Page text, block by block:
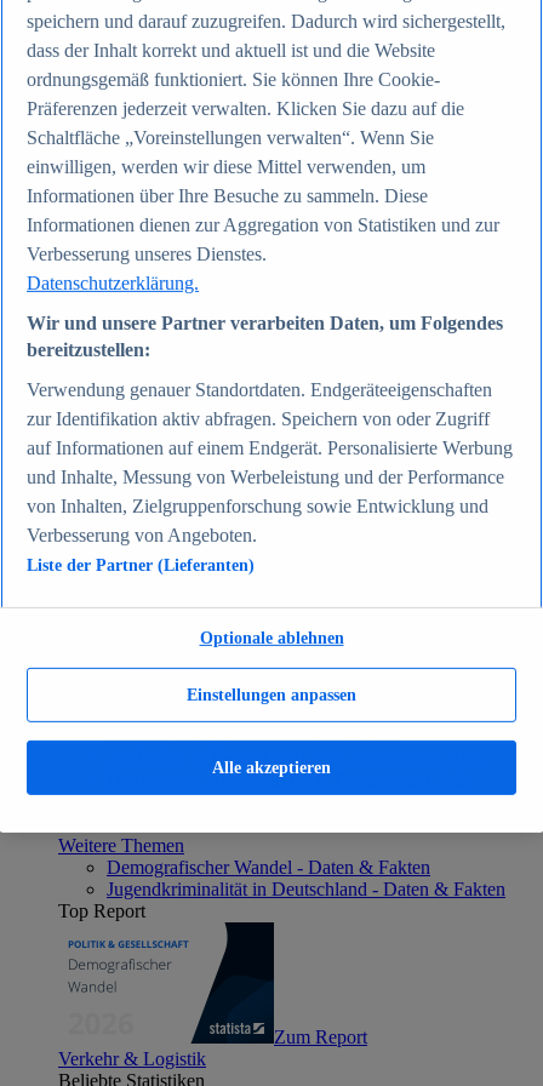
Internet
Beliebte Statistiken
Aktuelle Statistiken
Anzahl der Social-Media-Nutzer weltweit 2012-2025
Social Networks mit den meisten Nutzern weltweit
2025
Soziale Netzwerke in Deutschland nach Generationen
Instagram - Nutzung nach Alter und Geschlecht in
Deutschland 2025
Internet
Themen
Social Media - Daten & Fakten
TikTok - Daten & Fakten
Beliebte Statistiken
Aktuelle Statistiken
Bevölkerung Deutschlands nach relevanten
Altersgruppen 2024
Die reichsten Menschen der Welt 2026
Bürgergeld in Deutschland 2005-2025
Ausländer in Deutschland nach Nationalität 2025
Demografie: Altersstruktur in Deutschland 2024
Gesellschaft
Weitere Themen
Demografischer Wandel - Daten & Fakten
Jugendkriminalität in Deutschland - Daten & Fakten
Top Report
Zum Report
Verkehr & Logistik
Beliebte Statistiken
speichern und darauf zuzugreifen. Dadurch wird sichergestellt,
dass der Inhalt korrekt und aktuell ist und die Website
ordnungsgemäß funktioniert. Sie können Ihre Cookie-
Präferenzen jederzeit verwalten. Klicken Sie dazu auf die
Schaltfläche „Voreinstellungen verwalten“. Wenn Sie
einwilligen, werden wir diese Mittel verwenden, um
Informationen über Ihre Besuche zu sammeln. Diese
Informationen dienen zur Aggregation von Statistiken und zur
Verbesserung unseres Dienstes.
Datenschutzerklärung.
Wir und unsere Partner verarbeiten Daten, um Folgendes
bereitzustellen:
Verwendung genauer Standortdaten. Endgeräteeigenschaften
zur Identifikation aktiv abfragen. Speichern von oder Zugriff
auf Informationen auf einem Endgerät. Personalisierte Werbung
und Inhalte, Messung von Werbeleistung und der Performance
von Inhalten, Zielgruppenforschung sowie Entwicklung und
Verbesserung von Angeboten.
Liste der Partner (Lieferanten)
Einstellungen anpassen
Optionale ablehnen
Alle akzeptieren